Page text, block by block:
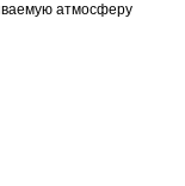
атмосферу